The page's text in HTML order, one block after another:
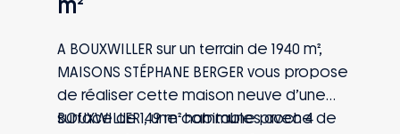
m²
A BOUXWILLER sur un terrain de 1940 m²,
MAISONS STÉPHANE BERGER vous propose
de réaliser cette maison neuve d’une
surface de 149 m² habitables avec 4
BOUXWILLER , une commune proche de